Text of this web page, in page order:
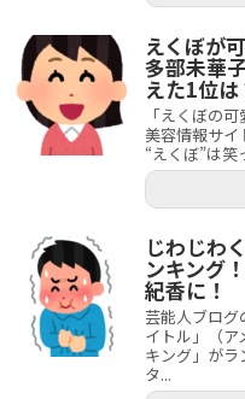
えくぼが
多部未華
えた1位は
「えくぼの
美容情報サイ
“えくぼ”は笑
じわじわ
ンキング
紀香に！
芸能人ブログ
イトル」（
キング」が
タ...